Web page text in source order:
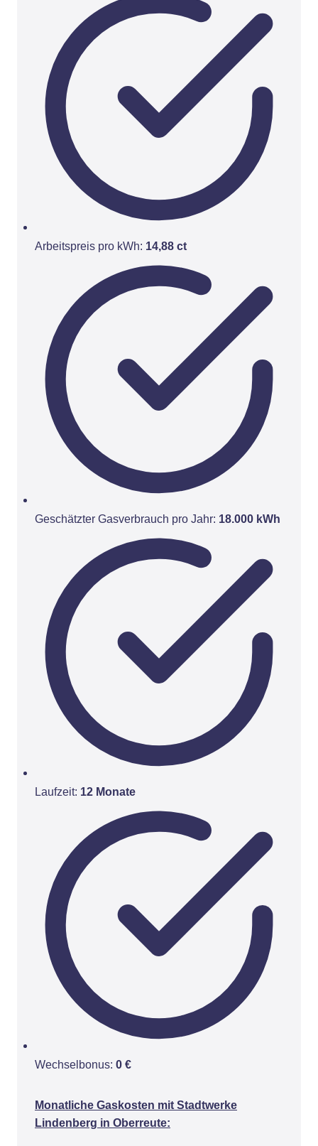
Arbeitspreis pro kWh: 14,88 ct
Geschätzter Gasverbrauch pro Jahr: 18.000 kWh
Laufzeit: 12 Monate
Wechselbonus: 0 €
Monatliche Gaskosten mit Stadtwerke
Lindenberg in Oberreute: